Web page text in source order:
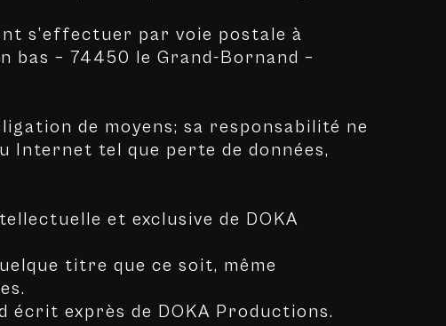
s’effectuer par voie postale à
bas – 74450 le Grand-Bornand –
de moyens; sa responsabilité ne
Internet tel que perte de données,
et exclusive de DOKA
titre que ce soit, même
exprès de DOKA Productions.